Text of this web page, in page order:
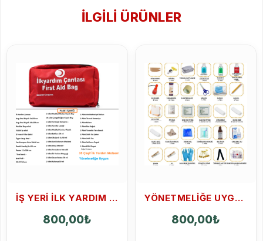
İLGILI ÜRÜNLER
IŞ YERI ILK YARDIM ÇANTASI RUHSATA UYGUN
800,00₺
YÖNETMELIĞE UYGUN ILK YARDIM ÇANTASI 35 PARÇA TAM KAPSAMLI
800,00₺